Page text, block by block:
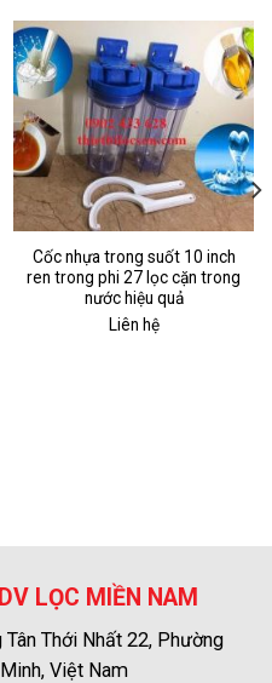
Cốc nhựa trong suốt 10 inch
ren trong phi 27 lọc cặn trong
nước hiệu quả
Liên hệ
LỌC MIỀN NAM
Thới Nhất 22, Phường
Việt Nam